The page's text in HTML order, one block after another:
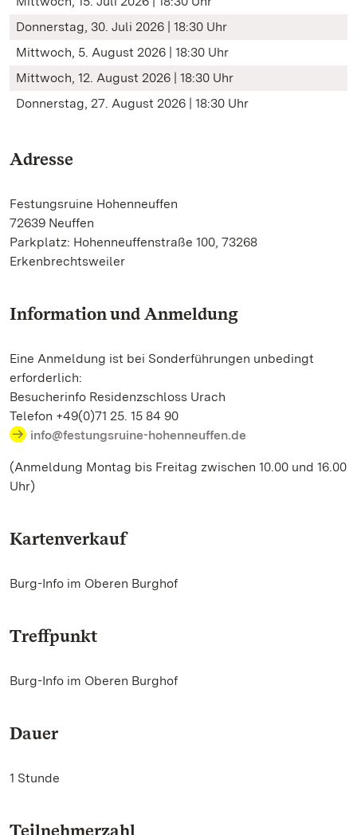
Donnerstag, 30. Juli 2026 | 18:30 Uhr
Mittwoch, 5. August 2026 | 18:30 Uhr
Mittwoch, 12. August 2026 | 18:30 Uhr
Donnerstag, 27. August 2026 | 18:30 Uhr
Adresse
Festungsruine Hohenneuffen
72639 Neuffen
Parkplatz: Hohenneuffenstraße 100, 73268
Erkenbrechtsweiler
Information und Anmeldung
Eine Anmeldung ist bei Sonderführungen unbedingt
erforderlich:
Besucherinfo Residenzschloss Urach
Telefon +49(0)71 25. 15 84 90
info@festungsruine-hohenneuffen.de
(Anmeldung Montag bis Freitag zwischen 10.00 und 16.00
Uhr)
Kartenverkauf
Burg-Info im Oberen Burghof
Treffpunkt
Burg-Info im Oberen Burghof
Dauer
1 Stunde
Teilnehmerzahl